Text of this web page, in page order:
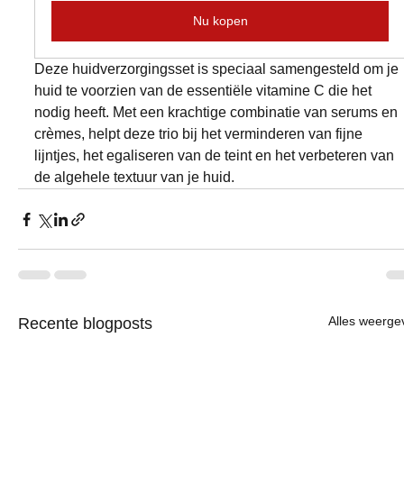
Nu kopen
Deze huidverzorgingsset is speciaal samengesteld om je
huid te voorzien van de essentiële vitamine C die het
nodig heeft. Met een krachtige combinatie van serums en
crèmes, helpt deze trio bij het verminderen van fijne
lijntjes, het egaliseren van de teint en het verbeteren van
de algehele textuur van je huid.
Recente blogposts Alles